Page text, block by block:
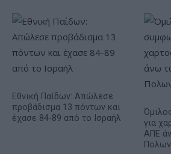
Εθνική Παίδων: Απώλεσε
προβάδισμα 13 πόντων και
έχασε 84-89 από το Ισραήλ
για
ΑΠΕ